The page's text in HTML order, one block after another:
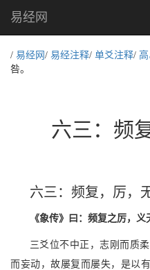
易经网
/ 易经网 / 易经注释/ 单爻注释/
咎。
六三：频
六三：频复，厉，
《象传》曰：频复之厉，义
三爻位不中正，志刚而质
而妄动，故屡复而屡失，是以